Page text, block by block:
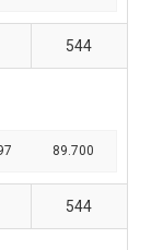
544
89.700
544